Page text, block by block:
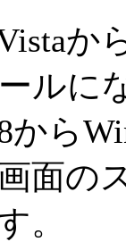
か
ルに
から
面の
。